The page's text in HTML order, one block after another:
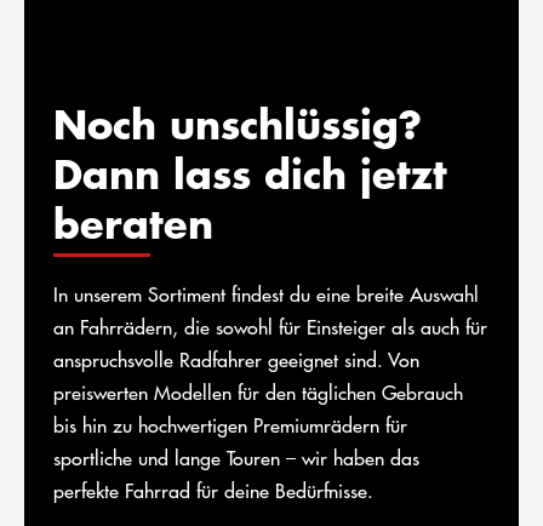
Noch unschlüssig?
Dann lass dich jetzt
beraten
In unserem Sortiment findest du eine breite Auswahl
an Fahrrädern, die sowohl für Einsteiger als auch für
anspruchsvolle Radfahrer geeignet sind. Von
preiswerten Modellen für den täglichen Gebrauch
bis hin zu hochwertigen Premiumrädern für
sportliche und lange Touren – wir haben das
perfekte Fahrrad für deine Bedürfnisse.